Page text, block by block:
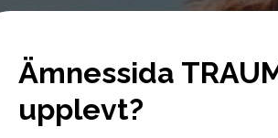
Ämnessida
upplevt?